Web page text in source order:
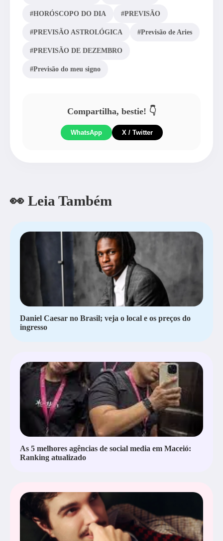
#HORÓSCOPO DO DIA #PREVISÃO
#PREVISÃO ASTROLÓGICA #Previsão de Aries
#PREVISÃO DE DEZEMBRO
#Previsão do meu signo
Compartilha, bestie! 👇
WhatsApp X / Twitter
👀 Leia Também
Daniel Caesar no Brasil; veja o local e os preços do
ingresso
As 5 melhores agências de social media em Maceió:
Ranking atualizado